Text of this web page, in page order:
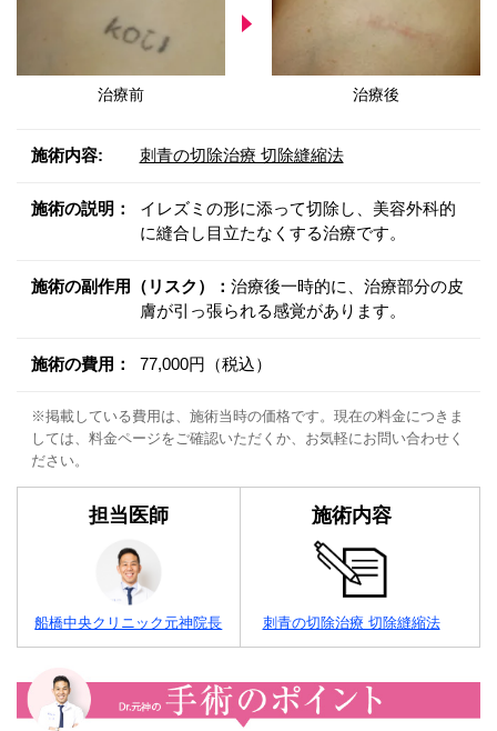
治療前 治療後
施術内容: 刺青の切除治療 切除縫縮法
施術の説明：
イレズミの形に添って切除し、美容外科的
に縫合し目立たなくする治療です。
施術の副作用（リスク）： 治療後一時的に、治療部分の皮
膚が引っ張られる感覚があります。
施術の費用： 77,000円（税込）
※掲載している費用は、施術当時の価格です。現在の料金につきま
しては、料金ページをご確認いただくか、お気軽にお問い合わせく
ださい。
担当医師
船橋中央クリニック元神院長
施術内容
刺青の切除治療 切除縫縮法